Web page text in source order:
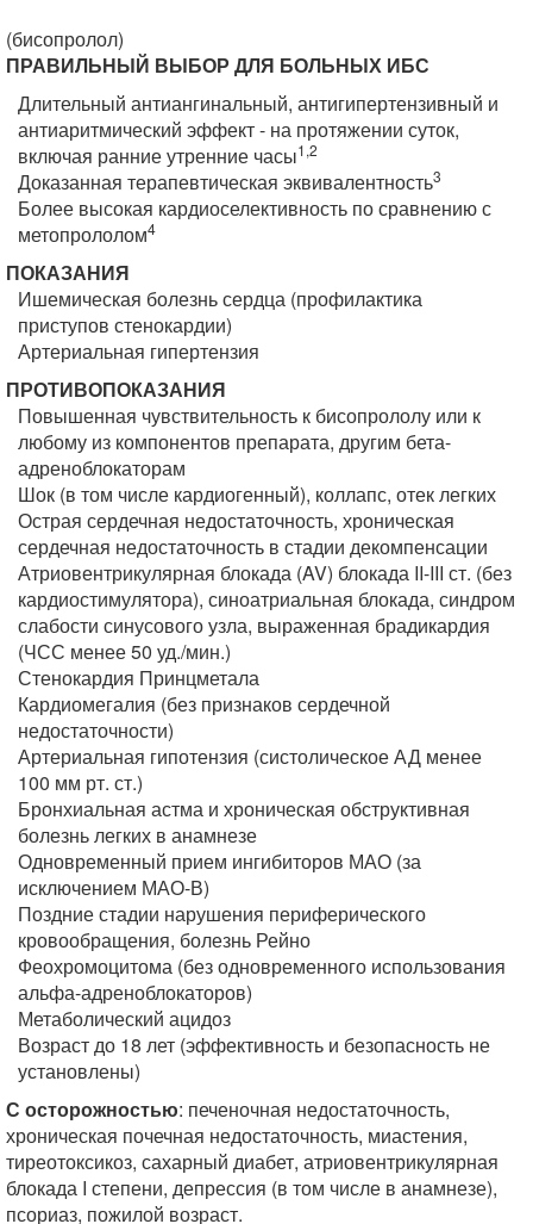
(бисопролол)
ПРАВИЛЬНЫЙ ВЫБОР ДЛЯ БОЛЬНЫХ ИБС
Длительный антиангинальный, антигипертензивный и
антиаритмический эффект - на протяжении суток,
включая ранние утренние часы1,2
Доказанная терапевтическая эквивалентность3
Более высокая кардиоселективность по сравнению с
метопрололом4
ПОКАЗАНИЯ
Ишемическая болезнь сердца (профилактика
приступов стенокардии)
Артериальная гипертензия
ПРОТИВОПОКАЗАНИЯ
Повышенная чувствительность к бисопрололу или к
любому из компонентов препарата, другим бета-
адреноблокаторам
Шок (в том числе кардиогенный), коллапс, отек легких
Острая сердечная недостаточность, хроническая
сердечная недостаточность в стадии декомпенсации
Атриовентрикулярная блокада (AV) блокада II-III ст. (без
кардиостимулятора), синоатриальная блокада, синдром
слабости синусового узла, выраженная брадикардия
(ЧСС менее 50 уд./мин.)
Стенокардия Принцметала
Кардиомегалия (без признаков сердечной
недостаточности)
Артериальная гипотензия (систолическое АД менее
100 мм рт. ст.)
Бронхиальная астма и хроническая обструктивная
болезнь легких в анамнезе
Одновременный прием ингибиторов МАО (за
исключением МАО-В)
Поздние стадии нарушения периферического
кровообращения, болезнь Рейно
Феохромоцитома (без одновременного использования
альфа-адреноблокаторов)
Метаболический ацидоз
Возраст до 18 лет (эффективность и безопасность не
установлены)
С осторожностью: печеночная недостаточность,
хроническая почечная недостаточность, миастения,
тиреотоксикоз, сахарный диабет, атриовентрикулярная
блокада I степени, депрессия (в том числе в анамнезе),
псориаз, пожилой возраст.